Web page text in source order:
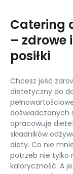
Catering
– zdrowe
posiłki
Chcesz jeść
dietetyczny do
doświadczonych
opracowuje
składników
diety. Co nie
potrzeb nie tylko
kaloryczność. A